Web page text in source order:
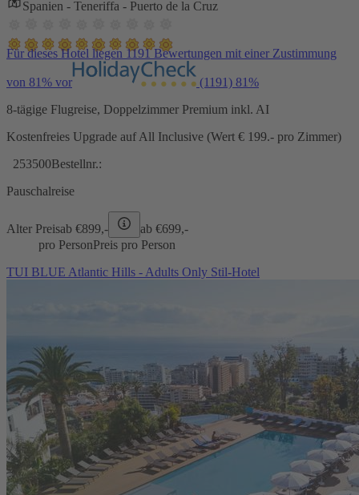
Spanien - Teneriffa - Puerto de la Cruz
Für dieses Hotel liegen 1191 Bewertungen mit einer Zustimmung
von 81% vor (1191) 81%
8-tägige Flugreise, Doppelzimmer Premium inkl. AI
Kostenfreies Upgrade auf All Inclusive (Wert € 199.- pro Zimmer)
253500Bestellnr.:
Pauschalreise
Alter Preisab €899,- ab €699,-
pro PersonPreis pro Person
TUI BLUE Atlantic Hills - Adults Only Stil-Hotel